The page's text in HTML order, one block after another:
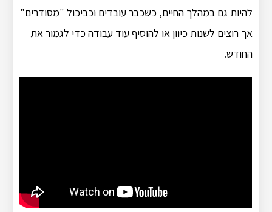
להיות גם במהלך החיים, כשכבר עובדים וכביכול "מסודרים"
אך רוצים לשנות כיוון או להוסיף עוד עבודה כדי לגמור את
החודש.